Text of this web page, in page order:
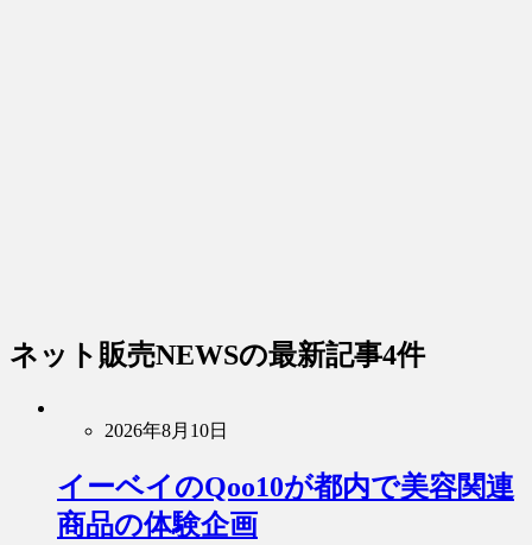
ネット販売NEWSの最新記事4件
2026年8月10日
イーベイのQoo10が都内で美容関連
商品の体験企画